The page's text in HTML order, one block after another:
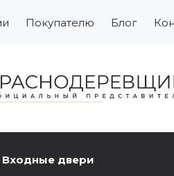
Покупателю Блог
Входные двери